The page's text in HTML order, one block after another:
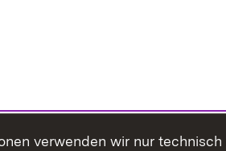
verwenden wir nur